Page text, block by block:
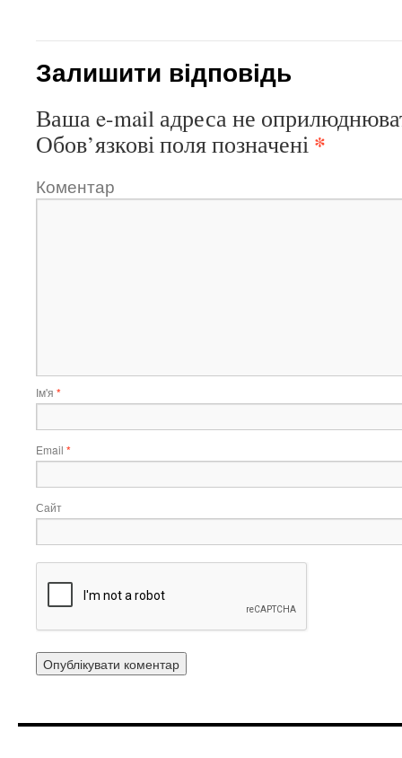
Залишити відповідь
Ваша e-mail адреса не
Обов’язкові поля позначені *
Коментар
Ім'я *
Email *
Сайт